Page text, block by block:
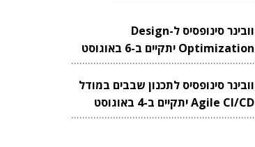
וובינר סינופסיס ל-Design
Optimization יתקיים ב-6 באוגוסט
2026
וובינר סינופסיס לתכנון שבבים במודל
Agile CI/CD יתקיים ב-4 באוגוסט
2026